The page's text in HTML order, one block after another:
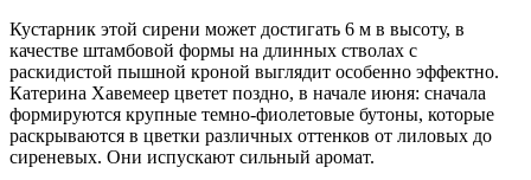
Кустарник этой сирени может достигать 6 м в высоту, в
качестве штамбовой формы на длинных стволах с
раскидистой пышной кроной выглядит особенно эффектно.
Катерина Хавемеер цветет поздно, в начале июня: сначала
формируются крупные темно-фиолетовые бутоны, которые
раскрываются в цветки различных оттенков от лиловых до
сиреневых. Они испускают сильный аромат.